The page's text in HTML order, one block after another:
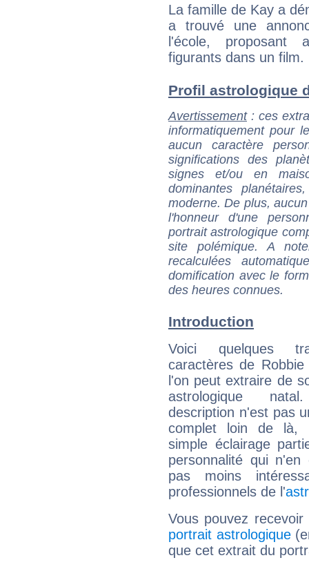
La famille de Kay a
a trouvé une
l'école, proposant
figurants dans un film.
Profil astrologique
Avertissement: ces
informatiquement pour
aucun caractère
significations des
signes et/ou en
dominantes
moderne. De plus,
l'honneur d'une
portrait astrologique
site polémique. A
recalculées
domification avec le
des heures connues.
Introduction
Voici quelques
caractères de
l'on peut extraire de
astrologique
description n'est pas
complet loin de là,
simple éclairage
personnalité qui n'en
pas moins
professionnels de l'
Vous pouvez
portrait astrologique
que cet extrait du